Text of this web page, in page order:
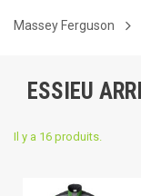
Massey Ferguson
ESSIEU
Il y a 16 produits.